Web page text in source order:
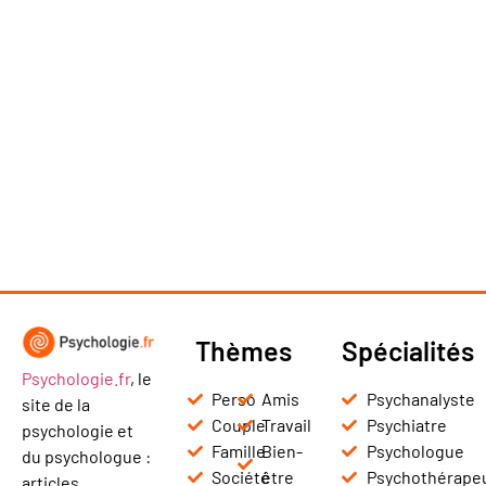
Psychologie.fr, le
site de la
psychologie et
du psychologue :
Thèmes
Perso
Couple
Famille
Société
Amis
Travail
Bien-
être
Spécialités
Psychanalyste
Psychiatre
Psychologue